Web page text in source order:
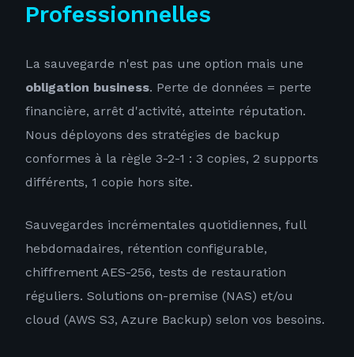
Professionnelles
La sauvegarde n'est pas une option mais une
obligation business. Perte de données = perte
financière, arrêt d'activité, atteinte réputation.
Nous déployons des stratégies de backup
conformes à la règle 3-2-1 : 3 copies, 2 supports
différents, 1 copie hors site.
Sauvegardes incrémentales quotidiennes, full
hebdomadaires, rétention configurable,
chiffrement AES-256, tests de restauration
réguliers. Solutions on-premise (NAS) et/ou
cloud (AWS S3, Azure Backup) selon vos besoins.